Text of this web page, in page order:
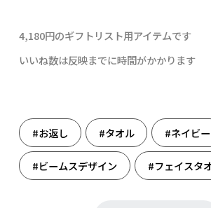
4,180円のギフトリスト用アイテムです
いいね数は反映までに時間がかかります
#お返し #タオル #ネイビー
#ビームスデザイン #フェイスタ